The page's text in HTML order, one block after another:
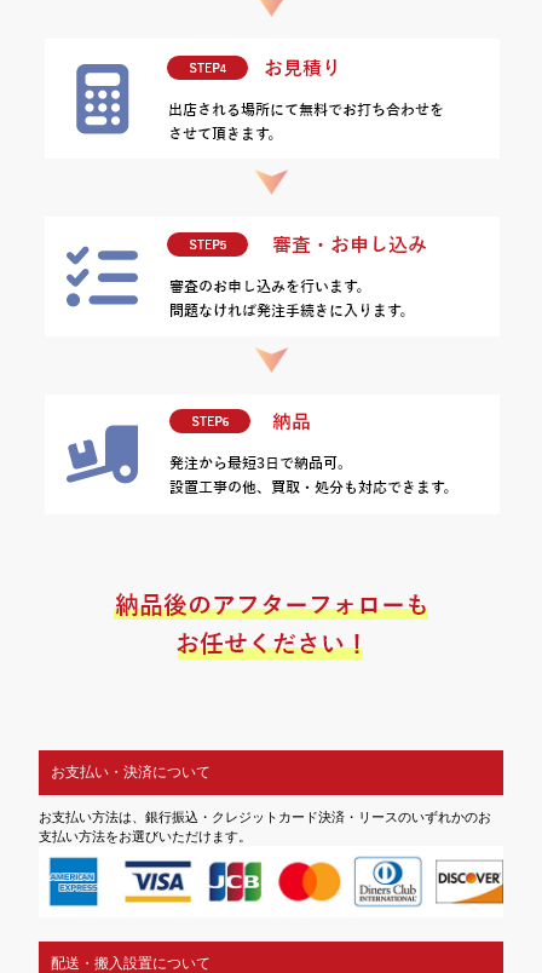
お支払い・決済について
お支払い方法は、銀行振込・クレジットカード決済・リースのいずれかのお
支払い方法をお選びいただけます。
配送・搬入設置について